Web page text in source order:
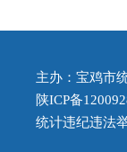
主办：宝鸡市
陕ICP备
统计违纪违法